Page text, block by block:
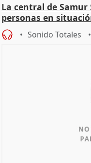
La central de Samur
personas en
de Calor
Sonido Totales